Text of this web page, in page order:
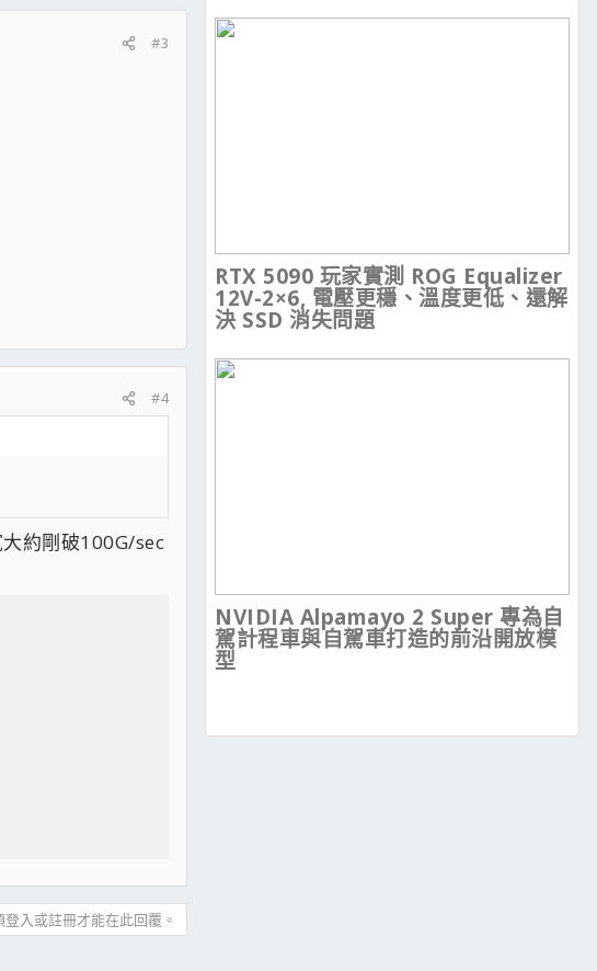
#3
#4
約剛破100G/sec
登入或註冊才能在此回覆。
RTX 5090 玩家實測 ROG Equalizer
12V-2×6, 電壓更穩、溫度更低、還解
決 SSD 消失問題
NVIDIA Alpamayo 2 Super 專為自
駕計程車與自駕車打造的前沿開放模
型